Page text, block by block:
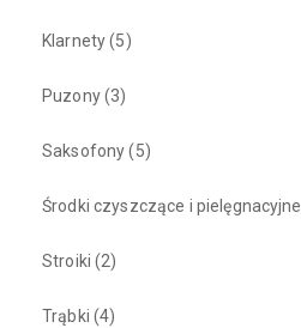
Klarnety(5)
Puzony(3)
Saksofony(5)
Środki czyszczące i pielęgnacyjne
Stroiki (2)
Trąbki (4)